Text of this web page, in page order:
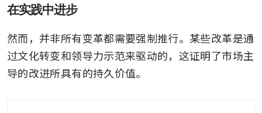
在实践中进步
然而，并非所有变革都需要强制推行。某些改革是通
过文化转变和领导力示范来驱动的，这证明了市场主
导的改进所具有的持久价值。